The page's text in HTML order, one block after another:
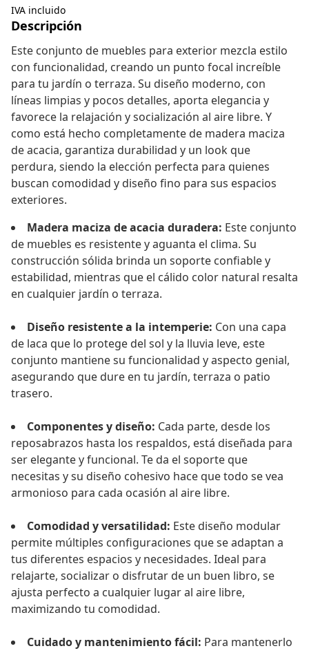
IVA incluido
Descripción
Este conjunto de muebles para exterior mezcla estilo
con funcionalidad, creando un punto focal increíble
para tu jardín o terraza. Su diseño moderno, con
líneas limpias y pocos detalles, aporta elegancia y
favorece la relajación y socialización al aire libre. Y
como está hecho completamente de madera maciza
de acacia, garantiza durabilidad y un look que
perdura, siendo la elección perfecta para quienes
buscan comodidad y diseño fino para sus espacios
exteriores.
Madera maciza de acacia duradera: Este conjunto
de muebles es resistente y aguanta el clima. Su
construcción sólida brinda un soporte confiable y
estabilidad, mientras que el cálido color natural resalta
en cualquier jardín o terraza.
Diseño resistente a la intemperie: Con una capa
de laca que lo protege del sol y la lluvia leve, este
conjunto mantiene su funcionalidad y aspecto genial,
asegurando que dure en tu jardín, terraza o patio
trasero.
Componentes y diseño: Cada parte, desde los
reposabrazos hasta los respaldos, está diseñada para
ser elegante y funcional. Te da el soporte que
necesitas y su diseño cohesivo hace que todo se vea
armonioso para cada ocasión al aire libre.
Comodidad y versatilidad: Este diseño modular
permite múltiples configuraciones que se adaptan a
tus diferentes espacios y necesidades. Ideal para
relajarte, socializar o disfrutar de un buen libro, se
ajusta perfecto a cualquier lugar al aire libre,
maximizando tu comodidad.
Cuidado y mantenimiento fácil: Para mantenerlo